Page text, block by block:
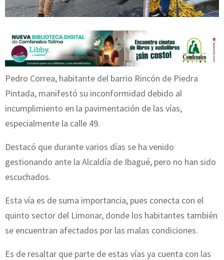
Pedro Correa, habitante del barrio Rincón de Piedra
Pintada, manifestó su inconformidad debido al
incumplimiento en la pavimentación de las vías,
especialmente la calle 49.
Destacó que durante varios días se ha venido
gestionando ante la Alcaldía de Ibagué, pero no han sido
escuchados.
Esta vía es de suma importancia, pues conecta con el
quinto sector del Limonar, donde los habitantes también
se encuentran afectados por las malas condiciones.
Es de resaltar que parte de estas vías ya cuenta con las